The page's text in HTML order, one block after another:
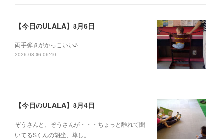
【今日のULALA】8月6日
両手弾きがかっこいい♪
2026.08.06 06:40
【今日のULALA】8月4日
ぞうさんと、ぞうさんが・・・ちょっと離れて聞
いてるSくんの胡坐、尊し。